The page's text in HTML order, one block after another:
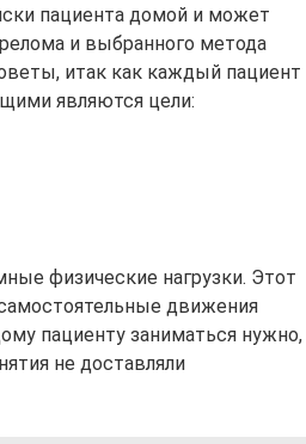
пациента домой и может
и выбранного метода
итак как каждый пациент
являются цели:
физические нагрузки. Этот
движения
пациенту заниматься нужно,
не доставляли